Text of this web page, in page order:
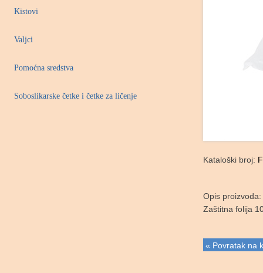
Kistovi
Valjci
Pomoćna sredstva
Soboslikarske četke i četke za ličenje
Kataloški broj:
Opis proizvoda:
Zaštitna folija
« Povratak na